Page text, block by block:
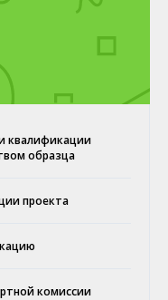
квалификации
образца
проекта
комиссии